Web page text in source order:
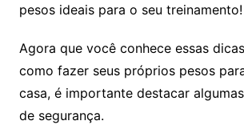
pesos ideais para o seu treinamento!
Agora que você conhece essas
como fazer seus próprios pesos
casa, é importante destacar
de segurança.